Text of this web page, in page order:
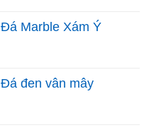
Đá Marble Xám Ý
Đá đen vân mây